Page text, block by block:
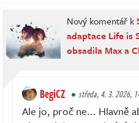
Nový komentář k
adaptace Life is
obsadila Max a
BegiCZ středa, 4. 3. 2026,
Ale jo, proč ne... Hlavně